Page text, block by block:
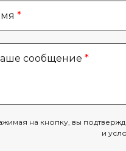
сообщение
на кнопку, вы
и